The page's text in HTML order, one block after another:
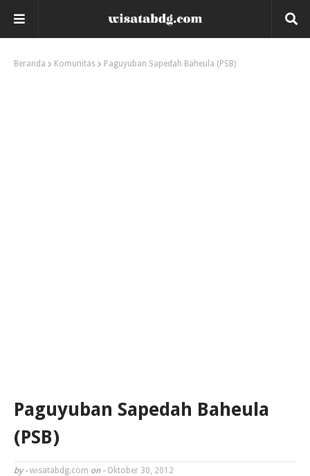
Beranda Komunitas Paguyuban Sapedah Baheula (PSB)
Paguyuban Sapedah Baheula
(PSB)
by - wisatabdg.com on - Oktober 30, 2012